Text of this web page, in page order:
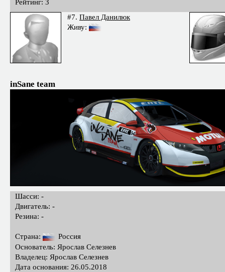
Рейтинг: 3
#7. Павел Данилюк
Живу:
inSane team
Шасси: -
Двигатель: -
Резина: -
Страна:
Россия
Основатель: Ярослав Селезнев
Владелец: Ярослав Селезнев
Дата основания: 26.05.2018